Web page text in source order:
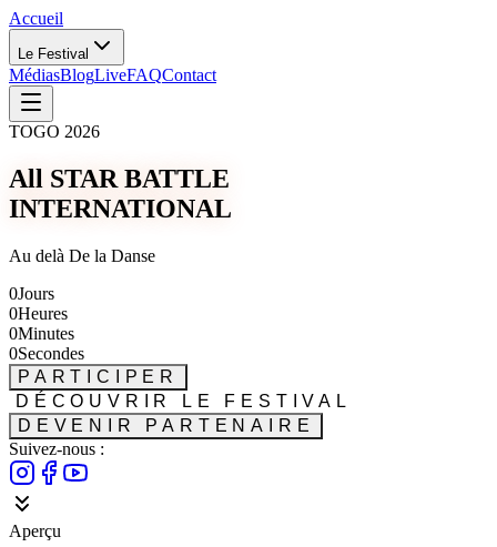
Accueil
Le Festival
MédiasBlogLiveFAQContact
TOGO 2026
All STAR BATTLE
INTERNATIONAL
Au delà De la Danse
0Jours
0Heures
0Minutes
0Secondes
PARTICIPER
DÉCOUVRIR LE FESTIVAL
DEVENIR PARTENAIRE
Suivez-nous :
Aperçu